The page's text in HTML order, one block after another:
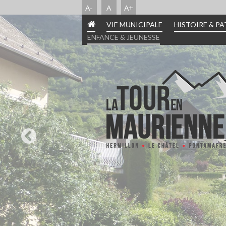
A- A A+
VIE MUNICIPALE
VIE
HISTOIRE &
HISTOIRE &
INFORMATIONS
ENFANCE & JEUNESSE
ENFANCE &